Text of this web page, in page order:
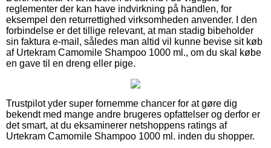
reglementer der kan have indvirkning på handlen, for
eksempel den returrettighed virksomheden anvender. I den
forbindelse er det tillige relevant, at man stadig bibeholder
sin faktura e-mail, således man altid vil kunne bevise sit køb
af Urtekram Camomile Shampoo 1000 ml., om du skal købe
en gave til en dreng eller pige.
Trustpilot yder super fornemme chancer for at gøre dig
bekendt med mange andre brugeres opfattelser og derfor er
det smart, at du eksaminerer netshoppens ratings af
Urtekram Camomile Shampoo 1000 ml. inden du shopper.